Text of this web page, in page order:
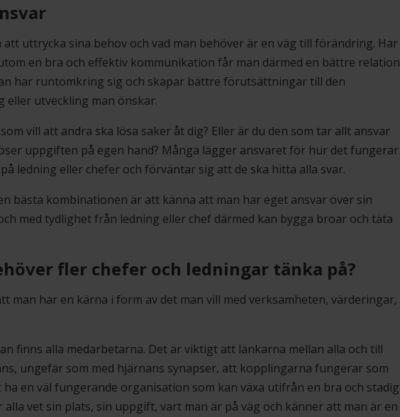
att uttrycka sina behov och vad man behöver är en väg till förändring. Har
en bra och effektiv kommunikation får man därmed en bättre relation
har runtomkring sig och skapar bättre förutsättningar till den
eller utveckling man önskar.
vill att andra ska lösa saker åt dig? Eller är du den som tar allt ansvar
uppgiften på egen hand? Många lägger ansvaret för hur det fungerar
ledning eller chefer och förväntar sig att de ska hitta alla svar.
bästa kombinationen är att känna att man har eget ansvar över sin
med tydlighet från ledning eller chef därmed kan bygga broar och täta
fler chefer och ledningar tänka på?
man har en kärna i form av det man vill med verksamheten, värderingar,
finns alla medarbetarna. Det är viktigt att länkarna mellan alla och till
ungefär som med hjärnans synapser, att kopplingarna fungerar som
ha en väl fungerande organisation som kan växa utifrån en bra och stadig
alla vet sin plats, sin uppgift, vart man är på väg och känner att man är en